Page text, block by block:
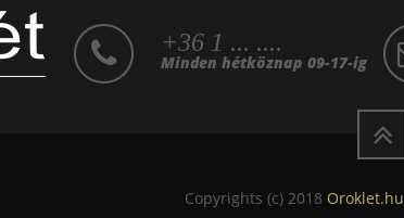
+36 1 ... ....
Minden hétköznap 09-17-ig
Copyrights (c) 2018 Oroklet.hu